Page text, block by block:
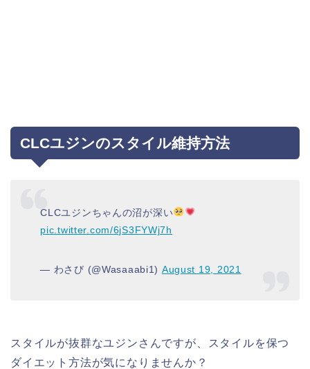
CLCユジンのスタイル維持方法
CLCユジンちゃんの沼が深い
pic.twitter.com/6jS3FYWj7h
— わさび (@Wasaaabi1) August 19, 2021
スタイルが抜群なユジンさんですが、スタイルを保つ
ダイエット方法が気になりませんか？